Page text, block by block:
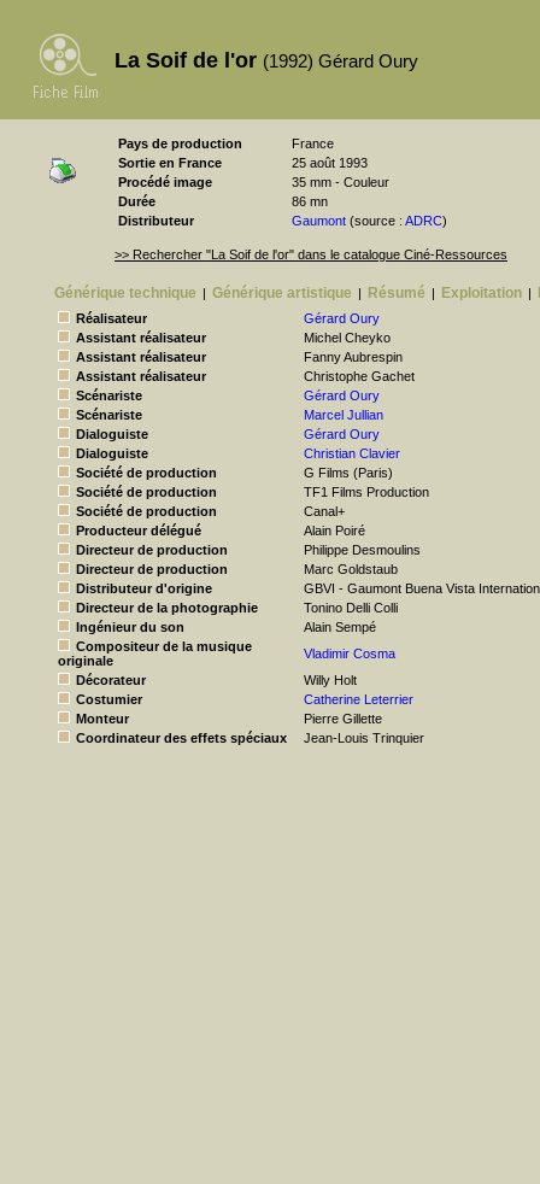
La Soif de l'or (1992) Gérard Oury
Pays de production
France
Sortie en France
25 août 1993
Procédé image
35 mm - Couleur
Durée
86 mn
Distributeur
Gaumont (source : ADRC)
>> Rechercher "La Soif de l'or" dans le catalogue Ciné-Ressources
Générique technique | Générique artistique | Résumé | Exploitation |
Réalisateur
Gérard Oury
Assistant réalisateur
Michel Cheyko
Assistant réalisateur
Fanny Aubrespin
Assistant réalisateur
Christophe Gachet
Scénariste
Gérard Oury
Scénariste
Marcel Jullian
Dialoguiste
Gérard Oury
Dialoguiste
Christian Clavier
Société de production
G Films (Paris)
Société de production
TF1 Films Production
Société de production
Canal+
Producteur délégué
Alain Poiré
Directeur de production
Philippe Desmoulins
Directeur de production
Marc Goldstaub
Distributeur d'origine
GBVI - Gaumont Buena Vista
Directeur de la photographie
Tonino Delli Colli
Ingénieur du son
Alain Sempé
Compositeur de la musique
originale
Vladimir Cosma
Décorateur
Willy Holt
Costumier
Catherine Leterrier
Monteur
Pierre Gillette
Coordinateur des effets spéciaux
Jean-Louis Trinquier